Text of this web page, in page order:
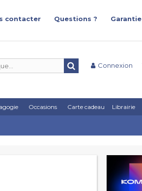
contacter Questions ?
Garantie
Connexion
Occasions Carte cadeau Librairie